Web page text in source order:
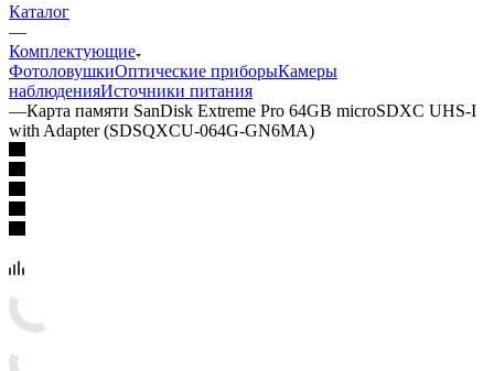
Каталог
—
Комплектующие
ФотоловушкиОптические приборыКамеры
наблюденияИсточники питания
—Карта памяти SanDisk Extreme Pro 64GB microSDXC UHS-I
with Adapter (SDSQXCU-064G-GN6MA)